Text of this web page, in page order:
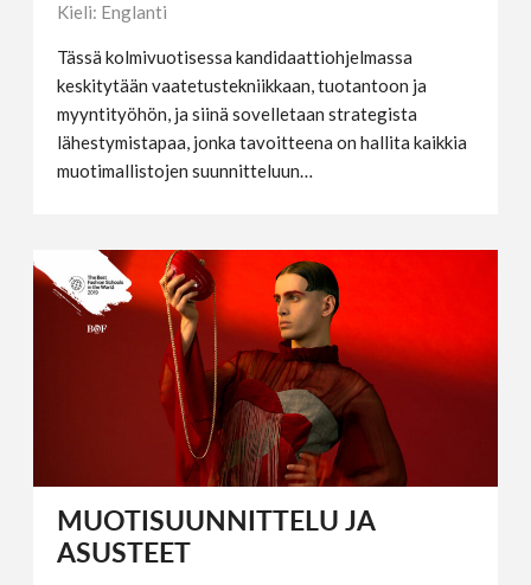
Kieli: Englanti
Tässä kolmivuotisessa kandidaattiohjelmassa
keskitytään vaatetustekniikkaan, tuotantoon ja
myyntityöhön, ja siinä sovelletaan strategista
lähestymistapaa, jonka tavoitteena on hallita kaikkia
muotimallistojen suunnitteluun…
MUOTISUUNNITTELU JA
ASUSTEET